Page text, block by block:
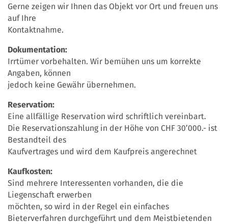
Gerne zeigen wir Ihnen das Objekt vor Ort und freuen uns
auf Ihre
Kontaktnahme.
Dokumentation:
Irrtümer vorbehalten. Wir bemühen uns um korrekte
Angaben, können
jedoch keine Gewähr übernehmen.
Reservation:
Eine allfällige Reservation wird schriftlich vereinbart.
Die Reservationszahlung in der Höhe von CHF 30’000.- ist
Bestandteil des
Kaufvertrages und wird dem Kaufpreis angerechnet
Kaufkosten:
Sind mehrere Interessenten vorhanden, die die
Liegenschaft erwerben
möchten, so wird in der Regel ein einfaches
Bieterverfahren durchgeführt und dem Meistbietenden